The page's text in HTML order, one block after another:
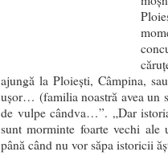
ajungă la Ploiești, Câmpina,
ușor… (familia noastră avea un
de vulpe cândva…”. „Dar
sunt morminte foarte vechi
până când nu vor săpa istoricii